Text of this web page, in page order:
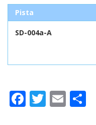
Pista
SD-004a-A
Facebook
Twitter
Email